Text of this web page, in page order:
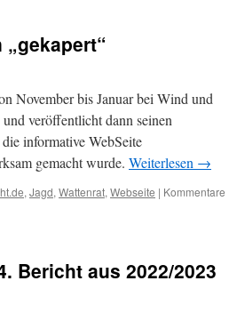
November bis Januar bei Wind und
veröffentlicht dann seinen
informative WebSeite
gemacht wurde. Weiterlesen →
, Jagd, Wattenrat, Webseite | Kommentare
Bericht aus 2022/2023